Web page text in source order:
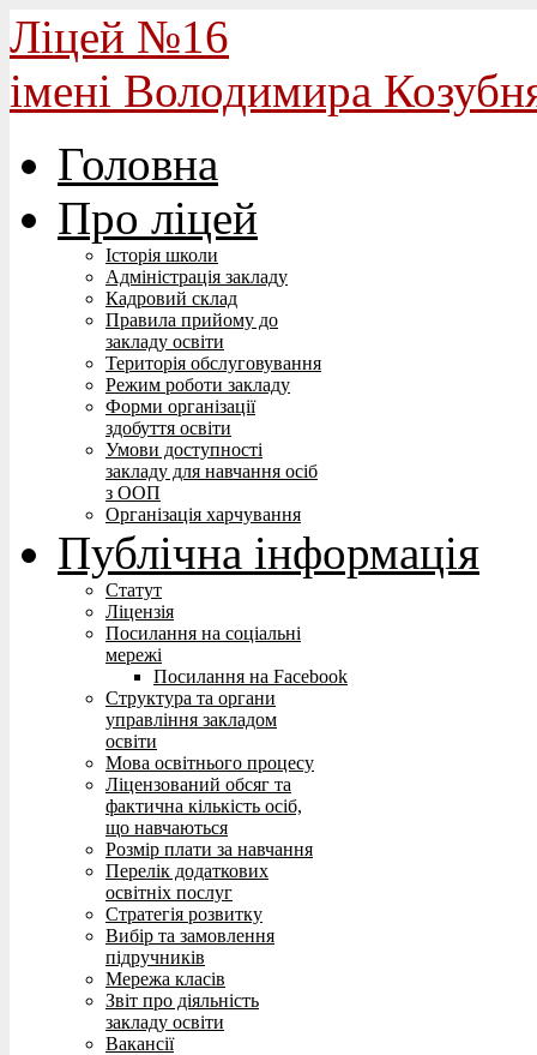
Ліцей №16
імені Володимира
Головна
Про ліцей
Історія школи
Адміністрація закладу
Кадровий склад
Правила прийому до
закладу освіти
Територія обслуговування
Режим роботи закладу
Форми організації
здобуття освіти
Умови доступності
закладу для навчання осіб
з ООП
Організація харчування
Публічна інформація
Статут
Ліцензія
Посилання на соціальні
мережі
Посилання на Facebook
Структура та органи
управління закладом
освіти
Мова освітнього процесу
Ліцензований обсяг та
фактична кількість осіб,
що навчаються
Розмір плати за навчання
Перелік додаткових
освітніх послуг
Стратегія розвитку
Вибір та замовлення
підручників
Мережа класів
Звіт про діяльність
закладу освіти
Вакансії